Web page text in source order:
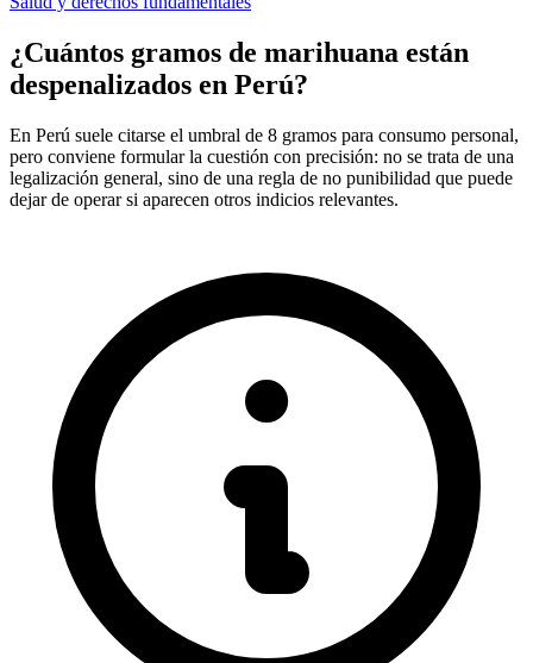
¿Cuántos gramos de marihuana están
despenalizados en Perú?
En Perú suele citarse el umbral de 8 gramos para consumo personal,
pero conviene formular la cuestión con precisión: no se trata de una
legalización general, sino de una regla de no punibilidad que puede
dejar de operar si aparecen otros indicios relevantes.